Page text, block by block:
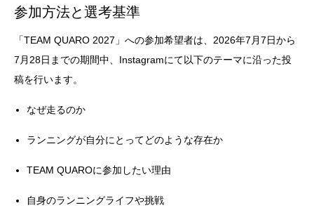
参加方法と選考基準
「TEAM QUARO 2027」への参加希望者は、2026年7月7日から
7月28日までの期間中、Instagramにて以下のテーマに沿った投
稿を行います。
なぜ走るのか
ランニングが自分にとってどのような存在か
TEAM QUAROに参加したい理由
自身のランニングライフや挑戦